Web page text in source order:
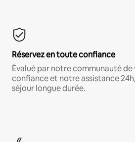
Réservez en toute confiance
Évalué par notre communauté de
confiance et notre assistance
séjour longue durée.